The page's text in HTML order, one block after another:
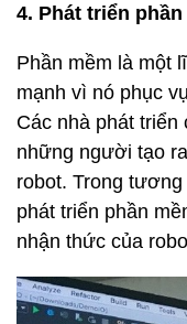
4. Phát triển phần
Phần mềm là một
mạnh vì nó phục
Các nhà phát
những người tạo
robot. Trong
phát triển phần
nhận thức của